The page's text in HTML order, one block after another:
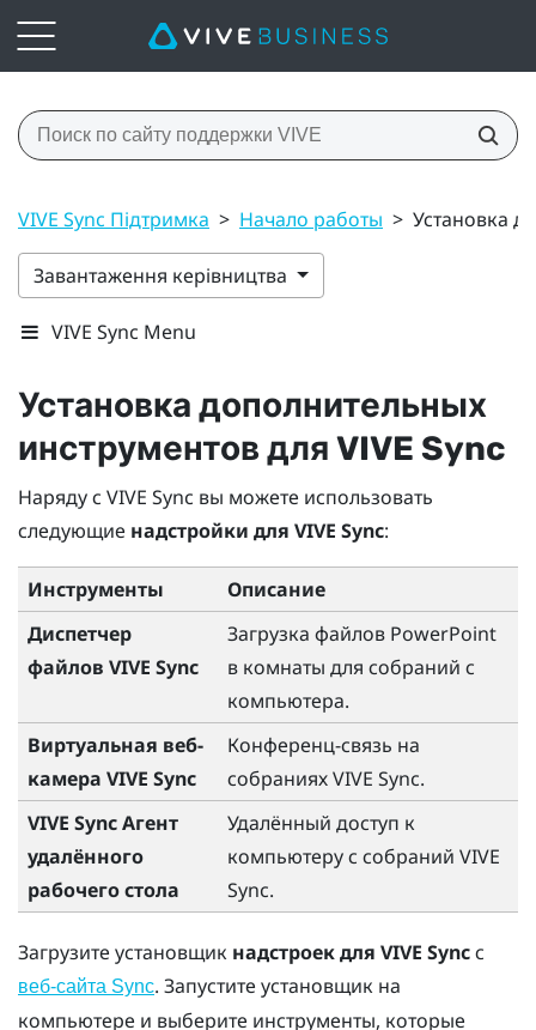
VIVE Sync Підтримка > Начало работы > Установка
Завантаження керівництва
VIVE Sync Menu
Установка дополнительных
инструментов для VIVE Sync
Наряду с VIVE Sync вы можете использовать
следующие надстройки для VIVE Sync:
Инструменты
Описание
Диспетчер
файлов VIVE Sync
Загрузка файлов PowerPoint
в комнаты для собраний с
компьютера.
Виртуальная веб-
камера VIVE Sync
Конференц-связь на
собранияхVIVE Sync.
VIVE Sync Агент
удалённого
рабочего стола
Удалённый доступ к
компьютеру с собраний VIVE
Sync.
Загрузите установщик надстроек для VIVE Syncс
веб-сайта Sync. Запустите установщик на
компьютере и выберите инструменты, которые